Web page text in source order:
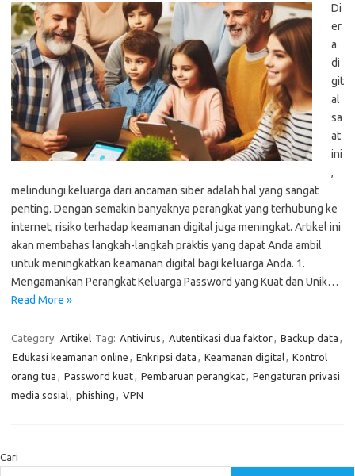
Di
er
a
di
git
al
sa
at
ini
,
melindungi keluarga dari ancaman siber adalah hal yang sangat
penting. Dengan semakin banyaknya perangkat yang terhubung ke
internet, risiko terhadap keamanan digital juga meningkat. Artikel ini
akan membahas langkah-langkah praktis yang dapat Anda ambil
untuk meningkatkan keamanan digital bagi keluarga Anda. 1.
Mengamankan Perangkat Keluarga Password yang Kuat dan Unik…
Read More »
Category: Artikel Tag: Antivirus , Autentikasi dua faktor, Backup data ,
Edukasi keamanan online , Enkripsi data , Keamanan digital, Kontrol
orang tua , Password kuat, Pembaruan perangkat, Pengaturan privasi
media sosial, phishing , VPN
Cari